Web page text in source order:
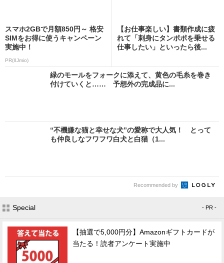
スマホ2GBで月額850円～ 格安
SIMをお得に使うキャンペーン
実施中！
PR(IIJmio)
【お仕事楽しい】書類作成に疲
れて「刺身にタンポポを乗せる
仕事したい」といったら後...
緑のモールをフォークに添えて、黄色の毛糸を巻き
付けていくと…… 予想外の完成品に...
“不機嫌な猫と幸せな犬”の愛称で大人気！ とって
も仲良しなフワフワ白犬と白猫（1...
Recommended by
Special - PR -
【抽選で5,000円分】Amazonギフトカードが
当たる！読者アンケート実施中